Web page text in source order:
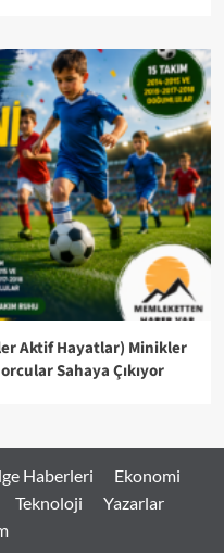
Aktif Hayatlar) Minikler
Sahaya Çıkıyor
Haberleri
Ekonomi
Teknoloji
Yazarlar